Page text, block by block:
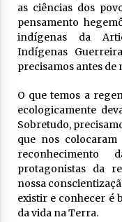
as ciências dos
pensamento
indígenas da
Indígenas
precisamos antes de
O que temos a
ecologicamente
Sobretudo,
que nos
reconhecimento
protagonistas da
nossa
existir e conhecer é
da vida na Terra.